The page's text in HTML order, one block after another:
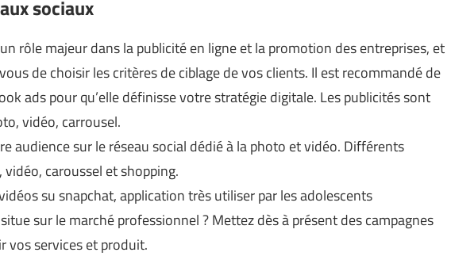
sociaux
rôle majeur dans la publicité en ligne et la promotion des entreprises, et
de choisir les critères de ciblage de vos clients. Il est recommandé de
ads pour qu’elle définisse votre stratégie digitale. Les publicités sont
vidéo, carrousel.
audience sur le réseau social dédié à la photo et vidéo. Différents
caroussel et shopping.
su snapchat, application très utiliser par les adolescents
sur le marché professionnel ? Mettez dès à présent des campagnes
vos services et produit.